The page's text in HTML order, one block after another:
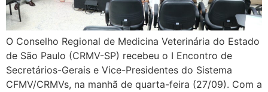
O Conselho Regional de Medicina Veterinária do Estado
de São Paulo (CRMV-SP) recebeu o I Encontro de
Secretários-Gerais e Vice-Presidentes do Sistema
CFMV/CRMVs, na manhã de quarta-feira (27/09). Com a